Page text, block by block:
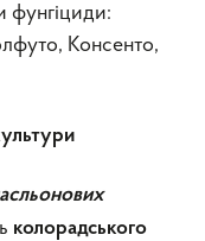
фунгіциди:
Консенто,
колорадського